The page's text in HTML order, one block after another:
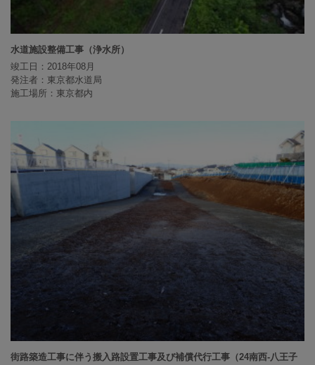
水道施設整備工事（浄水所）
竣工日：2018年08月
発注者：東京都水道局
施工場所：東京都内
街路築造工事に伴う搬入路設置工事及び補償代行工事（24南西-八王子